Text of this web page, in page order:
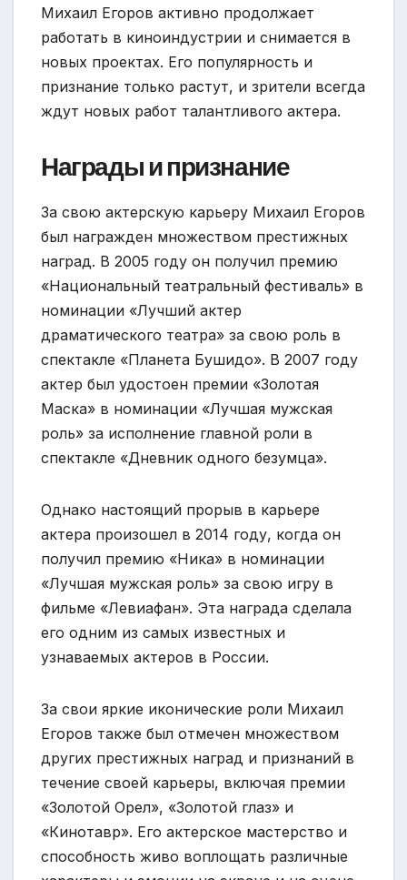
Михаил Егоров активно продолжает
работать в киноиндустрии и снимается в
новых проектах. Его популярность и
признание только растут, и зрители всегда
ждут новых работ талантливого актера.
Награды и признание
За свою актерскую карьеру Михаил Егоров
был награжден множеством престижных
наград. В 2005 году он получил премию
«Национальный театральный фестиваль» в
номинации «Лучший актер
драматического театра» за свою роль в
спектакле «Планета Бушидо». В 2007 году
актер был удостоен премии «Золотая
Маска» в номинации «Лучшая мужская
роль» за исполнение главной роли в
спектакле «Дневник одного безумца».
Однако настоящий прорыв в карьере
актера произошел в 2014 году, когда он
получил премию «Ника» в номинации
«Лучшая мужская роль» за свою игру в
фильме «Левиафан». Эта награда сделала
его одним из самых известных и
узнаваемых актеров в России.
За свои яркие иконические роли Михаил
Егоров также был отмечен множеством
других престижных наград и признаний в
течение своей карьеры, включая премии
«Золотой Орел», «Золотой глаз» и
«Кинотавр». Его актерское мастерство и
способность живо воплощать различные